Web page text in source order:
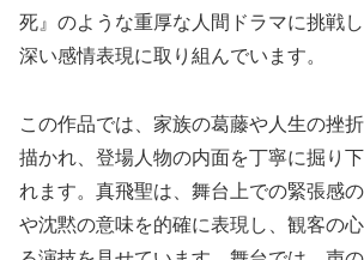
死』のような重厚な人間ドラマに挑戦
深い感情表現に取り組んでいます。
この作品では、家族の葛藤や人生の挫
描かれ、登場人物の内面を丁寧に掘り
れます。真飛聖は、舞台上での緊張感
や沈黙の意味を的確に表現し、観客の